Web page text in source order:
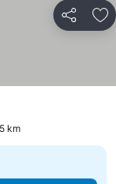
Deli
km